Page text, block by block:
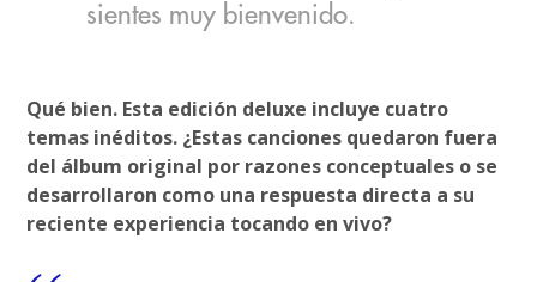
sientes muy bienvenido.
Qué bien. Esta edición deluxe incluye cuatro
temas inéditos. ¿Estas canciones quedaron fuera
del álbum original por razones conceptuales o se
desarrollaron como una respuesta directa a su
reciente experiencia tocando en vivo?